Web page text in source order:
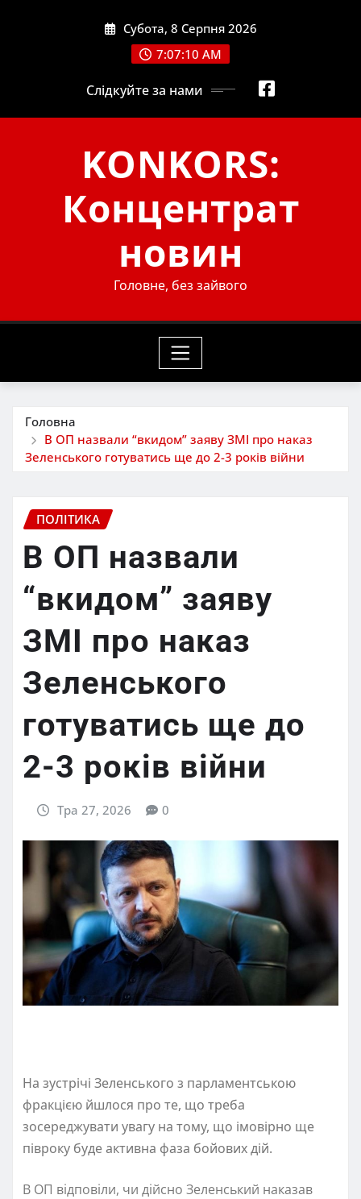
Субота, 8 Серпня 2026
7:07:12 AM
Слідкуйте за нами
KONKORS:
Концентрат
новин
Головне, без зайвого
Головна
В ОП назвали “вкидом” заяву ЗМІ про наказ
Зеленського готуватись ще до 2-3 років війни
ПОЛІТИКА
В ОП назвали
“вкидом” заяву
ЗМІ про наказ
Зеленського
готуватись ще до
2-3 років війни
Тра 27, 2026 0
На зустрічі Зеленського з парламентською
фракцією йшлося про те, що треба
зосереджувати увагу на тому, що імовірно ще
півроку буде активна фаза бойових дій.
В ОП відповіли, чи дійсно Зеленський наказав